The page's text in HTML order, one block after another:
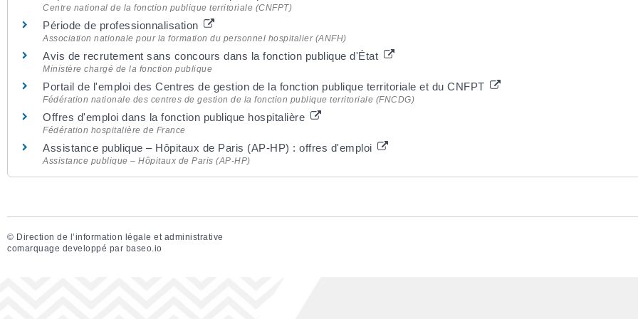
Centre national de la fonction publique territoriale (CNFPT)
Période de professionnalisation
Association nationale pour la formation du personnel hospitalier (ANFH)
Avis de recrutement sans concours dans la fonction publique d'État
Ministère chargé de la fonction publique
Portail de l'emploi des Centres de gestion de la fonction publique territoriale et du CNFPT
Fédération nationale des centres de gestion de la fonction publique territoriale (FNCDG)
Offres d'emploi dans la fonction publique hospitalière
Fédération hospitalière de France
Assistance publique – Hôpitaux de Paris (AP-HP) : offres d'emploi
Assistance publique – Hôpitaux de Paris (AP-HP)
© Direction de l’information légale et administrative
comarquage developpé par baseo.io